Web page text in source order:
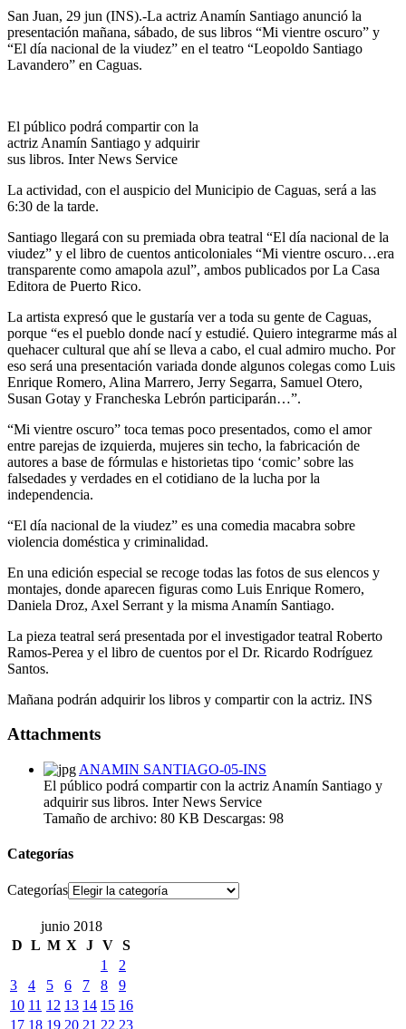
San Juan, 29 jun (INS).-La actriz Anamín Santiago anunció la
presentación mañana, sábado, de sus libros “Mi vientre oscuro” y
“El día nacional de la viudez” en el teatro “Leopoldo Santiago
Lavandero” en Caguas.
El público podrá compartir con la
actriz Anamín Santiago y adquirir
sus libros. Inter News Service
La actividad, con el auspicio del Municipio de Caguas, será a las
6:30 de la tarde.
Santiago llegará con su premiada obra teatral “El día nacional de la
viudez” y el libro de cuentos anticoloniales “Mi vientre oscuro…era
transparente como amapola azul”, ambos publicados por La Casa
Editora de Puerto Rico.
La artista expresó que le gustaría ver a toda su gente de Caguas,
porque “es el pueblo donde nací y estudié. Quiero integrarme más al
quehacer cultural que ahí se lleva a cabo, el cual admiro mucho. Por
eso será una presentación variada donde algunos colegas como Luis
Enrique Romero, Alina Marrero, Jerry Segarra, Samuel Otero,
Susan Gotay y Francheska Lebrón participarán…”.
“Mi vientre oscuro” toca temas poco presentados, como el amor
entre parejas de izquierda, mujeres sin techo, la fabricación de
autores a base de fórmulas e historietas tipo ‘comic’ sobre las
falsedades y verdades en el cotidiano de la lucha por la
independencia.
“El día nacional de la viudez” es una comedia macabra sobre
violencia doméstica y criminalidad.
En una edición especial se recoge todas las fotos de sus elencos y
montajes, donde aparecen figuras como Luis Enrique Romero,
Daniela Droz, Axel Serrant y la misma Anamín Santiago.
La pieza teatral será presentada por el investigador teatral Roberto
Ramos-Perea y el libro de cuentos por el Dr. Ricardo Rodríguez
Santos.
Mañana podrán adquirir los libros y compartir con la actriz. INS
Attachments
ANAMIN SANTIAGO-05-INS
El público podrá compartir con la actriz Anamín Santiago y
adquirir sus libros. Inter News Service
Tamaño de archivo: 80 KB Descargas: 98
Categorías
Categorías
junio 2018
D L M X J V S
1
2
3
4 5 6 7 8
9
10 11 12 13 14 15 16
17 18 19 20 21 22 23